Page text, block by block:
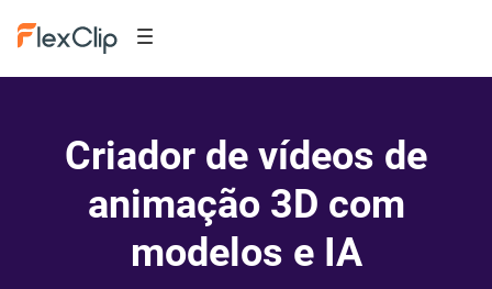
Criador de vídeos de
animação 3D com
modelos e IA